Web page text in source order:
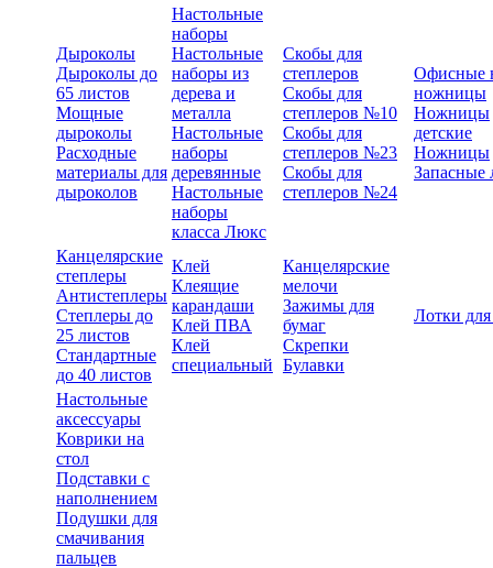
Дыроколы
Дыроколы до
65 листов
Мощные
дыроколы
Расходные
материалы для
дыроколов
Настольные
наборы
Настольные
наборы из
дерева и
металла
Настольные
наборы
деревянные
Настольные
наборы
класса Люкс
Скобы для
степлеров
Скобы для
степлеров №10
Скобы для
степлеров №23
Скобы для
степлеров №24
Офисные
ножницы
Ножницы
детские
Ножницы
Запасные
Канцелярские
степлеры
Антистеплеры
Степлеры до
25 листов
Стандартные
до 40 листов
Клей
Клеящие
карандаши
Клей ПВА
Клей
специальный
Канцелярские
мелочи
Зажимы для
бумаг
Скрепки
Булавки
Лотки
Настольные
аксессуары
Коврики на
стол
Подставки с
наполнением
Подушки для
смачивания
пальцев